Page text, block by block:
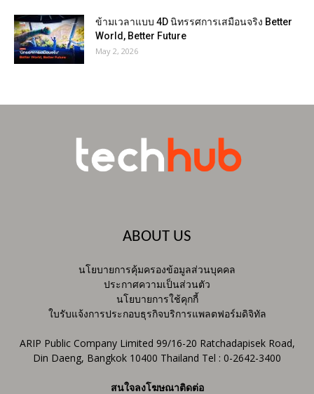
ข้ามเวลาแบบ 4D นิทรรศการเสมือนจริง Better
World, Better Future
May 2, 2026
ABOUT US
นโยบายการคุ้มครองข้อมูลส่วนบุคคล
ประกาศความเป็นส่วนตัว
นโยบายการใช้คุกกี้
ใบรับแจ้งการประกอบธุรกิจบริการแพลตฟอร์มดิจิทัล
ARIP Public Company Limited 99/16-20 Ratchadapisek Road,
Din Daeng, Bangkok 10400 Thailand Tel : 0-2642-3400
สนใจลงโฆษณาติดต่อ